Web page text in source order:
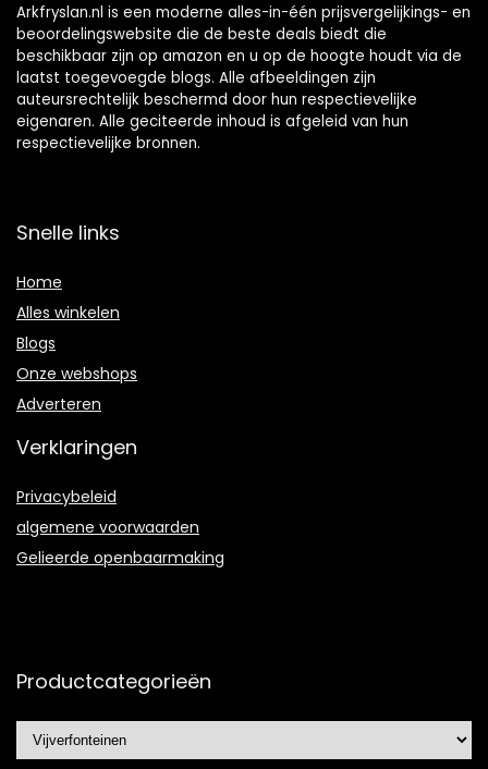
Arkfryslan.nl is een moderne alles-in-één prijsvergelijkings- en
beoordelingswebsite die de beste deals biedt die
beschikbaar zijn op amazon en u op de hoogte houdt via de
laatst toegevoegde blogs. Alle afbeeldingen zijn
auteursrechtelijk beschermd door hun respectievelijke
eigenaren. Alle geciteerde inhoud is afgeleid van hun
respectievelijke bronnen.
Snelle links
Home
Alles winkelen
Blogs
Onze webshops
Adverteren
Verklaringen
Privacybeleid
algemene voorwaarden
Gelieerde openbaarmaking
Productcategorieën